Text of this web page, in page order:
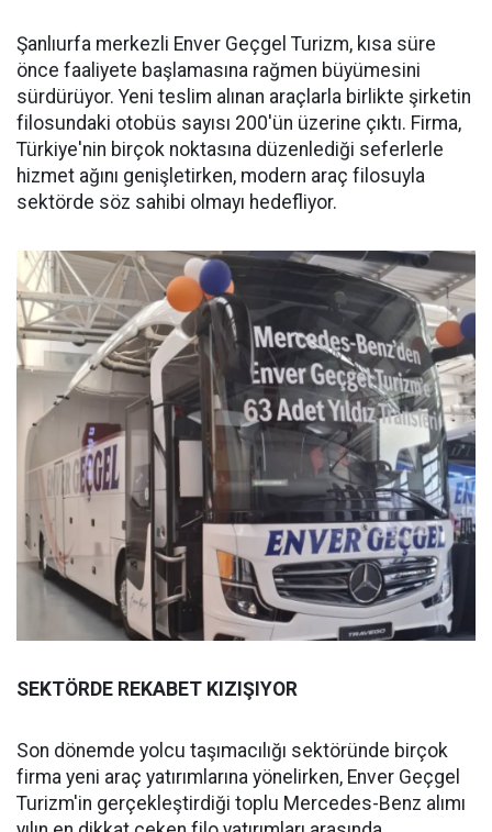
Şanlıurfa merkezli Enver Geçgel Turizm, kısa süre
önce faaliyete başlamasına rağmen büyümesini
sürdürüyor. Yeni teslim alınan araçlarla birlikte şirketin
filosundaki otobüs sayısı 200'ün üzerine çıktı. Firma,
Türkiye'nin birçok noktasına düzenlediği seferlerle
hizmet ağını genişletirken, modern araç filosuyla
sektörde söz sahibi olmayı hedefliyor.
SEKTÖRDE REKABET KIZIŞIYOR
Son dönemde yolcu taşımacılığı sektöründe birçok
firma yeni araç yatırımlarına yönelirken, Enver Geçgel
Turizm'in gerçekleştirdiği toplu Mercedes-Benz alımı